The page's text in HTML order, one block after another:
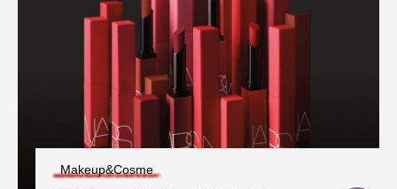
Makeup&Cosme